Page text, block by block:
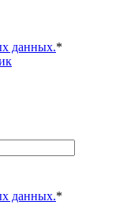
данных.*
данных.*